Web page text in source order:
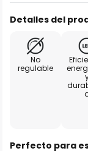
Detalles del
No
regulable
Perfecto para